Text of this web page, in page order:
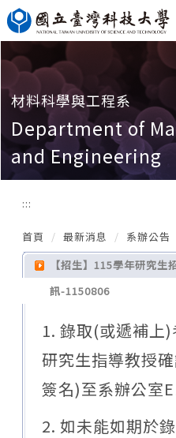
跳
到
主
要
內
容
區
材料科學與工程系
Department of
and Engineering
:::
首頁 最新消息
系辦公告
【招生】115學年研究
訊-1150806
1. 錄取(或遞補上
研究生指導教授
簽名)至系辦公室
2. 如未能如期於